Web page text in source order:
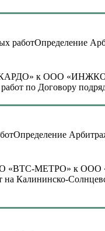
Определение
«КАРДО» к ООО
по Договору
Определение
АО «ВТС-МЕТРО» к
Калининско-